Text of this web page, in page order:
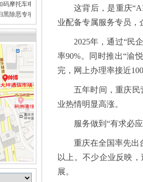
码摩托车电动自行车首次被纳入，重庆无地址注册
除恶专项斗争部署会议召开
这背后，是重庆
业配备专属服务专员，
2025年，通过“民
率90%。同时推出“渝
完，网上办理率接近
五年时间，重庆民
业热情明显高涨。
服务做到“有求必
重庆在全国率先出
以上。不少企业反映
展。